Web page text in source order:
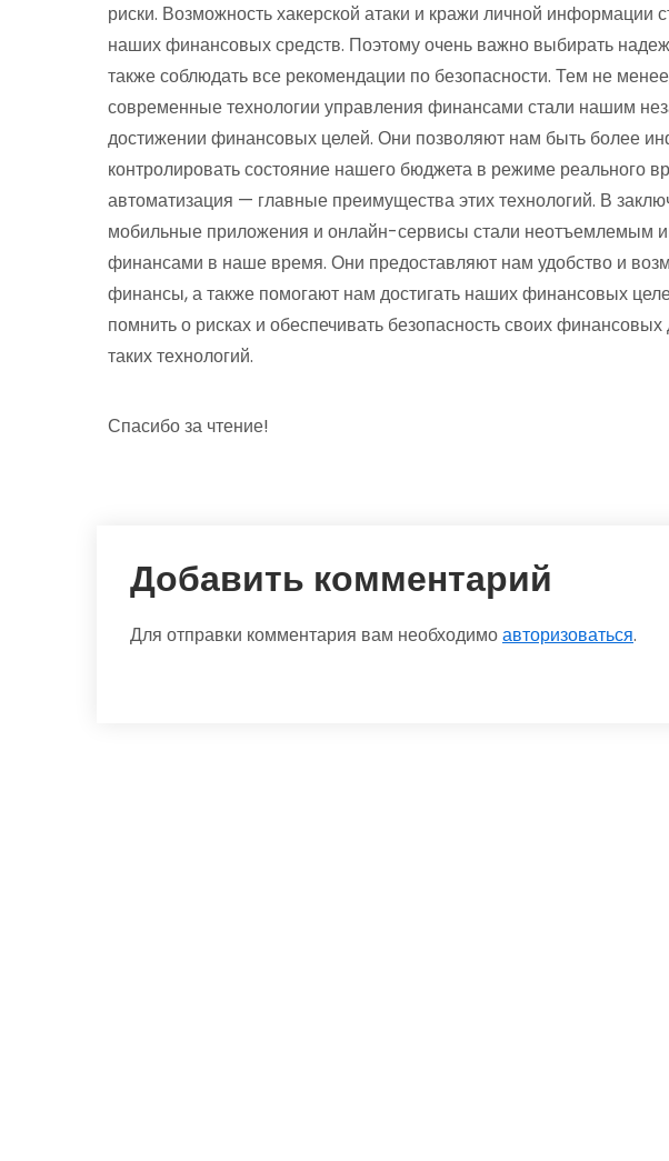
риски. Возможность хакерской атаки и кражи личной информации
наших финансовых средств. Поэтому очень важно выбирать
также соблюдать все рекомендации по безопасности. Тем не
современные технологии управления финансами стали нашим
достижении финансовых целей. Они позволяют нам быть более
контролировать состояние нашего бюджета в режиме реального
автоматизация — главные преимущества этих технологий. В
мобильные приложения и онлайн-сервисы стали неотъемлемым
финансами в наше время. Они предоставляют нам удобство и
финансы, а также помогают нам достигать наших финансовых
помнить о рисках и обеспечивать безопасность своих
таких технологий.
Спасибо за чтение!
Добавить комментарий
Для отправки комментария вам необходимоавторизоваться.